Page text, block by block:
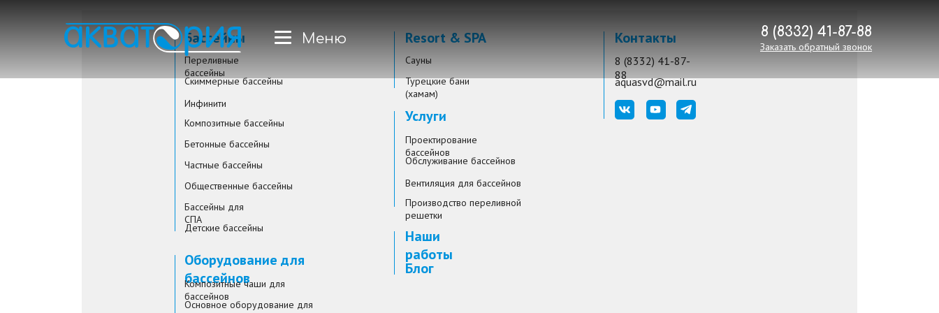
8 (8332) 41-87-88
Заказать обратный звонок
Меню
Бассейны
Переливные
бассейны
Скиммерные бассейны
Инфинити
Композитные бассейны
Бетонные бассейны
Частные бассейны
Общественные бассейны
Бассейны для
СПА
Детские бассейны
Оборудование для
бассейнов
Композитные чаши для
бассейнов
Основное оборудование для
Resort & SPA
Сауны
Турецкие бани
(хамам)
Услуги
Проектирование
бассейнов
Обслуживание бассейнов
Вентиляция для бассейнов
Производство переливной
решетки
Наши
работы
Блог
Контакты
8 (8332) 41-87-
88
aquasvd@mail.ru